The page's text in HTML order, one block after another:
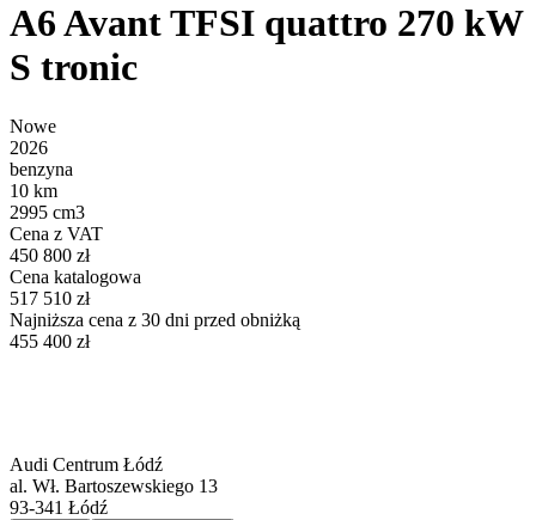
A6 Avant TFSI quattro 270 kW
S tronic
Nowe
2026
benzyna
10 km
2995 cm3
Cena z VAT
450 800 zł
Cena katalogowa
517 510 zł
Najniższa cena z 30 dni przed obniżką
455 400 zł
Audi Centrum Łódź
al. Wł. Bartoszewskiego 13
93-341 Łódź